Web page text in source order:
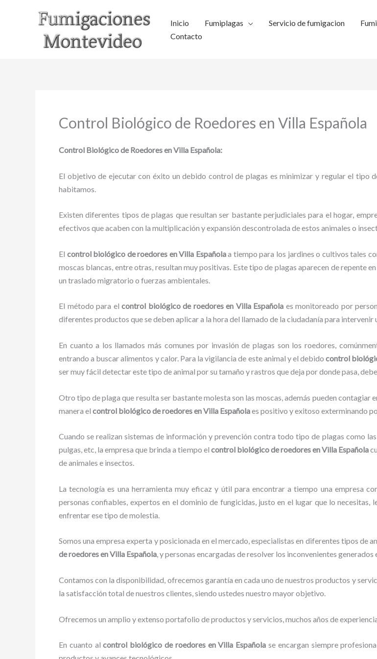
Inicio Fumiplagas Servicio de fumigacion
Contacto
Control Biológico de Roedores en Villa Española
Control Biológico de Roedores en Villa Española:
El objetivo de ejecutar con éxito un debido control de plagas es minimizar y regular el tipo
habitamos.
Existen diferentes tipos de plagas que resultan ser bastante perjudiciales para el hogar,
efectivos que acaben con la multiplicación y expansión descontrolada de estos animales o
El control biológico de roedores en Villa Españolaa tiempo para los jardines o cultivos tales
moscas blancas, entre otras, resultan muy positivas. Este tipo de plagas aparecen de repente
un traslado migratorio o fuerzas ambientales.
El método para el control biológico de roedores en Villa Española es monitoreado por
diferentes productos que se deben aplicar a la hora del llamado de la ciudadanía para intervenir
En cuanto a los llamados más comunes por invasión de plagas son los roedores,
entrando a buscar alimentos y calor. Para la vigilancia de este animal y el debidocontrol
ser muy fácil detectar este tipo de animal por su tamaño y rastros que deja por donde pasa,
Otro tipo de plaga que resulta ser bastante molesta son las moscas, además pueden contagiar
manera el control biológico de roedores en Villa Españolaes positivo y exitoso exterminando
Cuando se realizan sistemas de información y prevención contra todo tipo de plagas como
pulgas, etc, la empresa que brinda a tiempo el control biológico de roedores en Villa Española
de animales e insectos.
La tecnología es una herramienta muy eficaz y útil para encontrar a tiempo una empresa
personas confiables, expertos en el dominio de fungicidas, justo en el lugar que lo necesitas,
enfrentar ese tipo de molestia.
Somos una empresa experta y posicionada en el mercado, especialistas en diferentes tipos de
de roedores en Villa Española, y personas encargadas de resolver los inconvenientes generados
Contamos con la disponibilidad, ofrecemos garantía en cada uno de nuestros productos y
la satisfacción total de nuestros clientes, siendo ustedes nuestro mayor objetivo.
Ofrecemos un amplio y extenso portafolio de productos y servicios, muchos años de
En cuanto alcontrol biológico de roedores en Villa Españolase encargan siempre